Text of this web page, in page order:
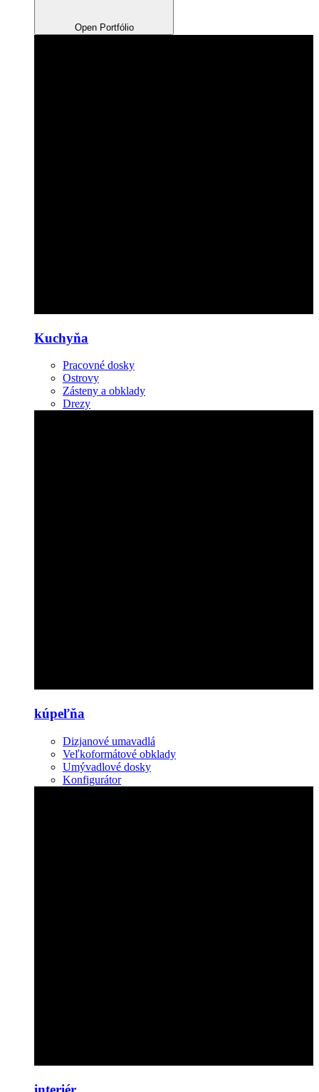
Open Portfólio
Kuchyňa
Pracovné dosky
Ostrovy
Zásteny a obklady
Drezy
kúpeľňa
Dizjanové umavadlá
Veľkoformátové obklady
Umývadlové dosky
Konfigurátor